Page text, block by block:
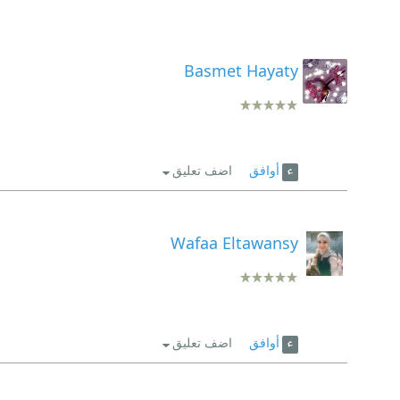
Basmet Hayaty
أوافق اضف تعليق
Wafaa Eltawansy
أوافق اضف تعليق